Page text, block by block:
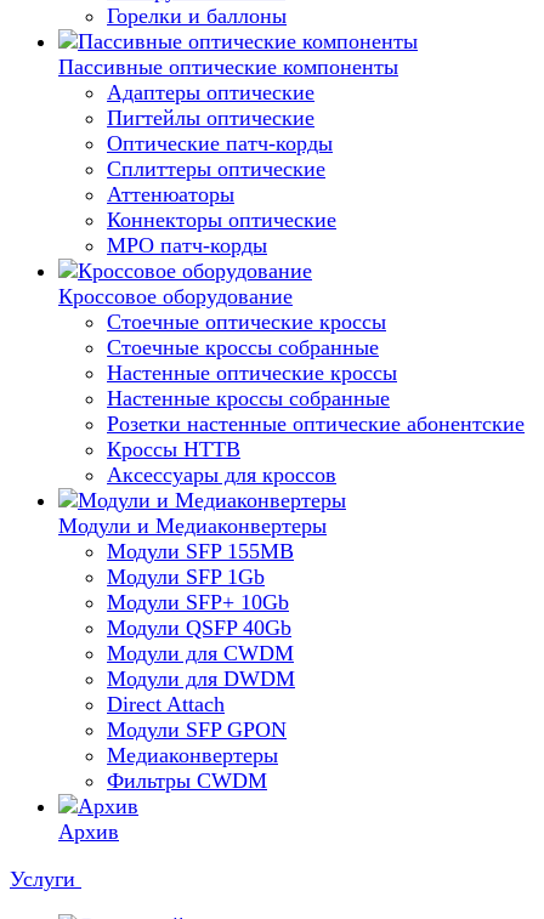
Горелки и баллоны
Пассивные оптические компоненты
Адаптеры оптические
Пигтейлы оптические
Оптические патч-корды
Сплиттеры оптические
Аттенюаторы
Коннекторы оптические
MPO патч-корды
Кроссовое оборудование
Стоечные оптические кроссы
Стоечные кроссы собранные
Настенные оптические кроссы
Настенные кроссы собранные
Розетки настенные оптические абонентские
Кроссы HTTB
Аксессуары для кроссов
Модули и Медиаконвертеры
Модули SFP 155MB
Модули SFP 1Gb
Модули SFP+ 10Gb
Модули QSFP 40Gb
Модули для CWDM
Модули для DWDM
Direct Attach
Модули SFP GPON
Медиаконвертеры
Фильтры CWDM
Архив
Услуги